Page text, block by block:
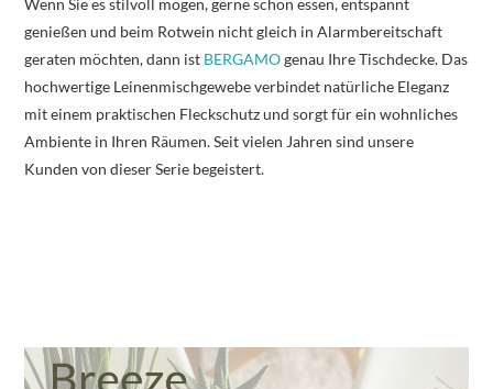
genießen und beim Rotwein nicht gleich in Alarmbereitschaft
geraten möchten, dann ist BERGAMOgenau Ihre Tischdecke. Das
hochwertige Leinenmischgewebe verbindet natürliche Eleganz
mit einem praktischen Fleckschutz und sorgt für ein wohnliches
Ambiente in Ihren Räumen. Seit vielen Jahren sind unsere
Kunden von dieser Serie begeistert.